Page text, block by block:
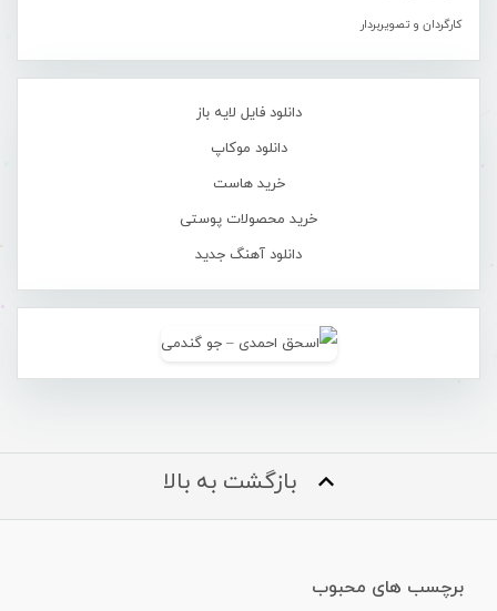
کارگردان و تصویربردار
دانلود فایل لایه باز
دانلود موکاپ
خرید هاست
خرید محصولات پوستی
دانلود آهنگ جدید
بازگشت به بالا
برچسب های محبوب